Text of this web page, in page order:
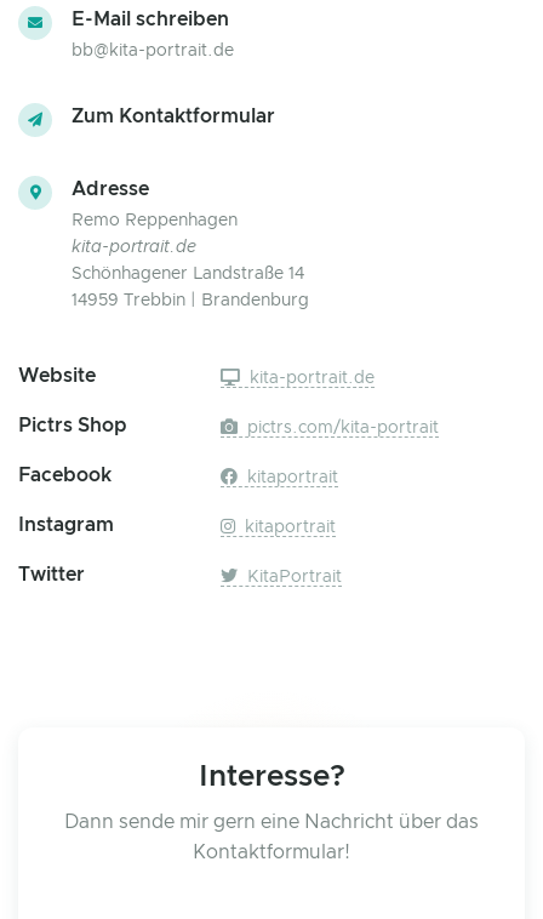
E-Mail schreiben
bb@kita-portrait.de
Zum Kontaktformular
Adresse
Remo Reppenhagen
kita-portrait.de
Schönhagener Landstraße 14
14959 Trebbin | Brandenburg
Website kita-portrait.de
Pictrs Shop pictrs.com/kita-portrait
Facebook kitaportrait
Instagram kitaportrait
Twitter KitaPortrait
Interesse?
Dann sende mir gern eine Nachricht über das
Kontaktformular!